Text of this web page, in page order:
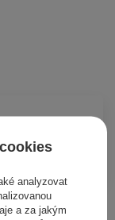
KOŠÍKU
analyzovat
a za jakým